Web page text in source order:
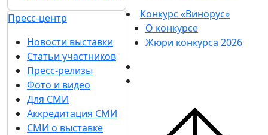
Пресс-центр
Новости выставки
Статьи участников
Пресс-релизы
Фото и видео
Для СМИ
Аккредитация СМИ
СМИ о выставке
Конкурс «Винорус»
О конкурсе
Жюри конкурса 2026